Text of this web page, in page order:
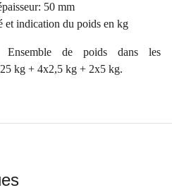
50 mm
indication du poids en kg
de poids dans les
kg + 4x2,5 kg + 2x5 kg.